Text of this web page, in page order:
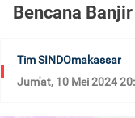
Bencana
Tim SINDOmakassar
Jum'at, 10 Mei 2024